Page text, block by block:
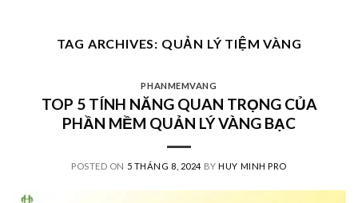
TAG ARCHIVES: QUẢN LÝ TIỆM VÀNG
PHANMEMVANG
TOP 5 TÍNH NĂNG QUAN TRỌNG CỦA
PHẦN MỀM QUẢN LÝ VÀNG BẠC
POSTED ON 5 THÁNG 8, 2024 BYHUY MINH PRO